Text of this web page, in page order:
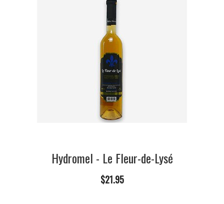
Hydromel - Le Fleur-de-Lysé
$21.95